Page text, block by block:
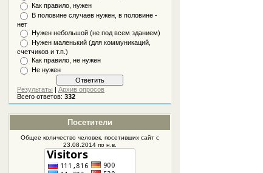
Как правило, нужен
В половине случаев нужен, в половине -
нет
Нужен небольшой (не под всем зданием)
Нужен маленький (для коммуникаций,
счетчиков и т.п.)
Как правило, не нужен
Не нужен
Результаты |Архив опросов
Всего ответов:332
Посетители
Общее количество человек, посетивших сайт с
23.08.2014 по н.в.